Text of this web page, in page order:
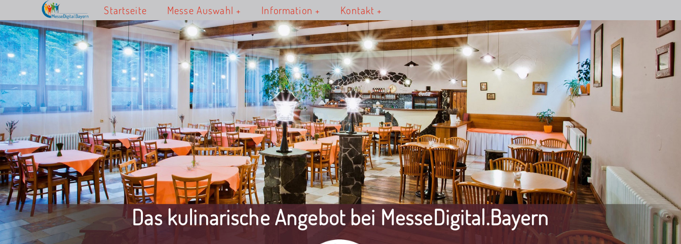
Startseite Messe Auswahl Information Kontakt
Das kulinarische Angebot bei MesseDigital.Bayern